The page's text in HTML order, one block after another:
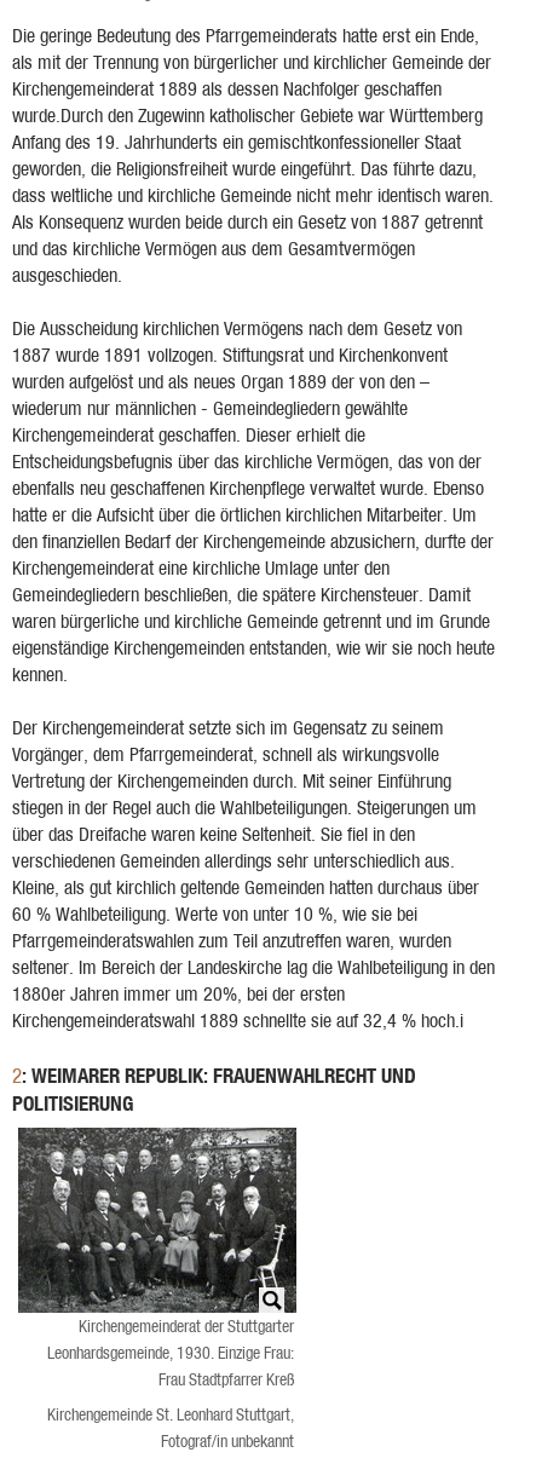
Die geringe Bedeutung des Pfarrgemeinderats hatte erst ein Ende,
als mit der Trennung von bürgerlicher und kirchlicher Gemeinde der
Kirchengemeinderat 1889 als dessen Nachfolger geschaffen
wurde.Durch den Zugewinn katholischer Gebiete war Württemberg
Anfang des 19. Jahrhunderts ein gemischtkonfessioneller Staat
geworden, die Religionsfreiheit wurde eingeführt. Das führte dazu,
dass weltliche und kirchliche Gemeinde nicht mehr identisch waren.
Als Konsequenz wurden beide durch ein Gesetz von 1887 getrennt
und das kirchliche Vermögen aus dem Gesamtvermögen
ausgeschieden.
Die Ausscheidung kirchlichen Vermögens nach dem Gesetz von
1887 wurde 1891 vollzogen. Stiftungsrat und Kirchenkonvent
wurden aufgelöst und als neues Organ 1889 der von den –
wiederum nur männlichen - Gemeindegliedern gewählte
Kirchengemeinderat geschaffen. Dieser erhielt die
Entscheidungsbefugnis über das kirchliche Vermögen, das von der
ebenfalls neu geschaffenen Kirchenpflege verwaltet wurde. Ebenso
hatte er die Aufsicht über die örtlichen kirchlichen Mitarbeiter. Um
den finanziellen Bedarf der Kirchengemeinde abzusichern, durfte der
Kirchengemeinderat eine kirchliche Umlage unter den
Gemeindegliedern beschließen, die spätere Kirchensteuer. Damit
waren bürgerliche und kirchliche Gemeinde getrennt und im Grunde
eigenständige Kirchengemeinden entstanden, wie wir sie noch heute
kennen.
Der Kirchengemeinderat setzte sich im Gegensatz zu seinem
Vorgänger, dem Pfarrgemeinderat, schnell als wirkungsvolle
Vertretung der Kirchengemeinden durch. Mit seiner Einführung
stiegen in der Regel auch die Wahlbeteiligungen. Steigerungen um
über das Dreifache waren keine Seltenheit. Sie fiel in den
verschiedenen Gemeinden allerdings sehr unterschiedlich aus.
Kleine, als gut kirchlich geltende Gemeinden hatten durchaus über
60 % Wahlbeteiligung. Werte von unter 10 %, wie sie bei
Pfarrgemeinderatswahlen zum Teil anzutreffen waren, wurden
seltener. Im Bereich der Landeskirche lag die Wahlbeteiligung in den
1880er Jahren immer um 20%, bei der ersten
Kirchengemeinderatswahl 1889 schnellte sie auf 32,4 % hoch.i
2: WEIMARER REPUBLIK: FRAUENWAHLRECHT UND
POLITISIERUNG
Kirchengemeinderat der Stuttgarter
Leonhardsgemeinde, 1930. Einzige Frau:
Frau Stadtpfarrer Kreß
Kirchengemeinde St. Leonhard Stuttgart,
Fotograf/in unbekannt